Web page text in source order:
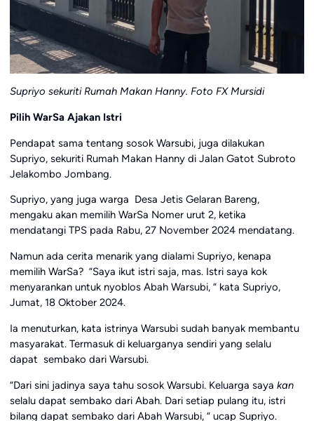
Supriyo sekuriti Rumah Makan Hanny. Foto FX Mursidi
Pilih WarSa Ajakan Istri
Pendapat sama tentang sosok Warsubi, juga dilakukan
Supriyo, sekuriti Rumah Makan Hanny di Jalan Gatot Subroto
Jelakombo Jombang.
Supriyo, yang juga warga Desa Jetis Gelaran Bareng,
mengaku akan memilih WarSa Nomer urut 2, ketika
mendatangi TPS pada Rabu, 27 November 2024 mendatang.
Namun ada cerita menarik yang dialami Supriyo, kenapa
memilih WarSa? “Saya ikut istri saja, mas. Istri saya kok
menyarankan untuk nyoblos Abah Warsubi, “ kata Supriyo,
Jumat, 18 Oktober 2024.
Ia menuturkan, kata istrinya Warsubi sudah banyak membantu
masyarakat. Termasuk di keluarganya sendiri yang selalu
dapat sembako dari Warsubi.
“Dari sini jadinya saya tahu sosok Warsubi. Keluarga saya kan
selalu dapat sembako dari Abah. Dari setiap pulang itu, istri
bilang dapat sembako dari Abah Warsubi, “ ucap Supriyo.